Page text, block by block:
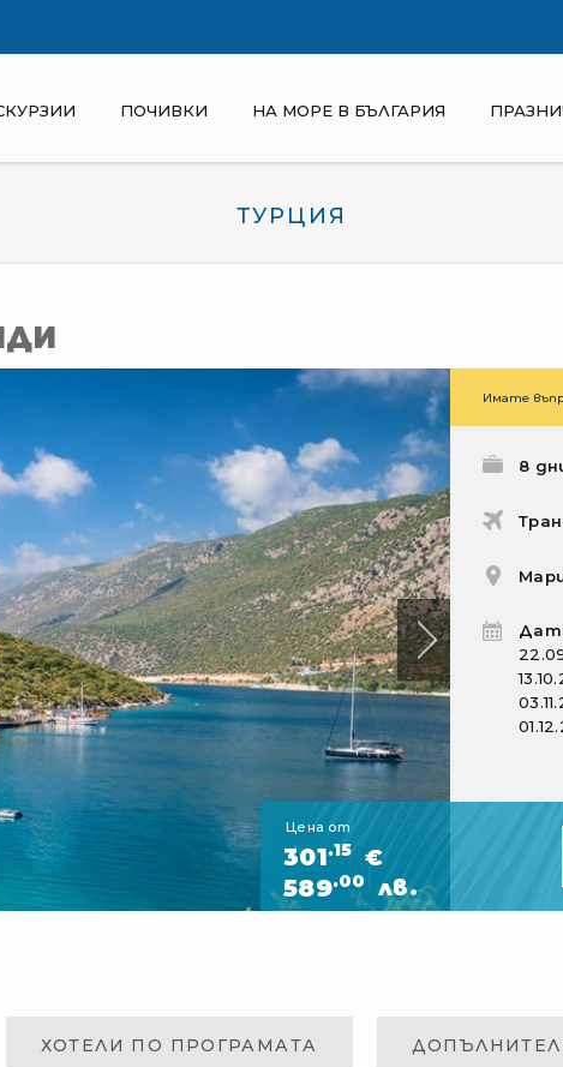
ПОЧИВКИ НА МОРЕ В БЪЛГАРИЯ
ТУРЦИЯ
Имате
8
Цена от
301.15 €
589.00 лв.
ХОТЕЛИ ПО ПРОГРАМАТА